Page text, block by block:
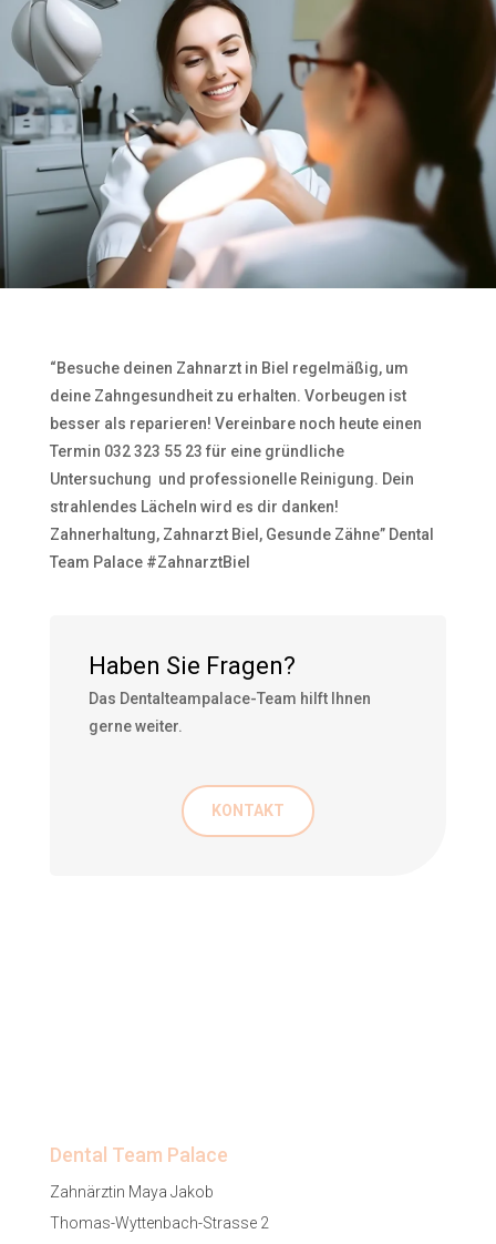
“Besuche deinen Zahnarzt in Biel regelmäßig, um
deine Zahngesundheit zu erhalten. Vorbeugen ist
besser als reparieren! Vereinbare noch heute einen
Termin 032 323 55 23 für eine gründliche
Untersuchung ‍️ und professionelle Reinigung. Dein
strahlendes Lächeln wird es dir danken!
Zahnerhaltung, Zahnarzt Biel, Gesunde Zähne” Dental
Team Palace #ZahnarztBiel
Haben Sie Fragen?
Das Dentalteampalace-Team hilft Ihnen
gerne weiter.
KONTAKT
Dental Team Palace
Zahnärztin Maya Jakob
Thomas-Wyttenbach-Strasse 2